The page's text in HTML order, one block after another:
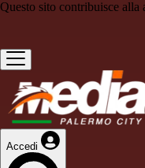
Questo sito contribuisce alla
Accedi